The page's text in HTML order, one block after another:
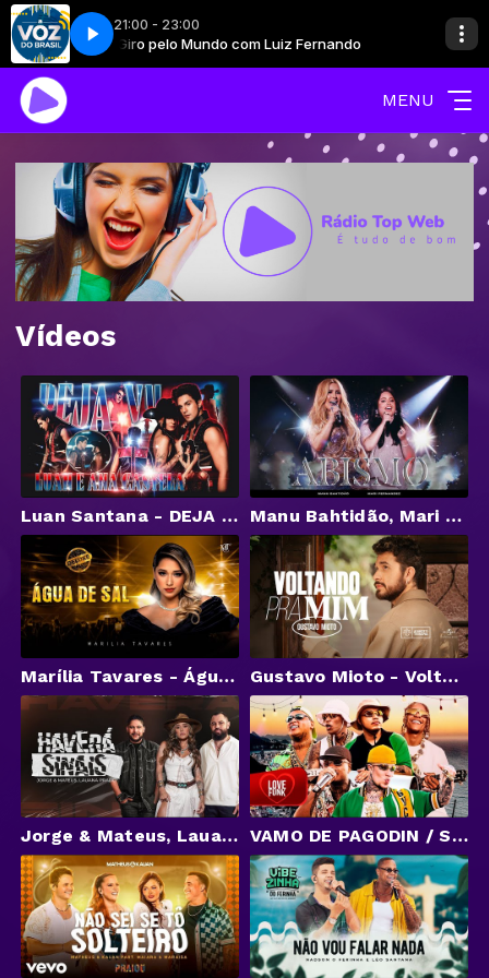
21:00 - 23:00
Giro pelo Mundo com Luiz Fernando
A Voz do Brasil - Completo
Love Hits com Vanessa Cairone
MENU
Vídeos
Luan Santana - DEJA VU (part. Ana Castela) Manu Bahtidão, Mari Fernandez - Abismo (Video Oficial)
Marília Tavares - Água de Sal (Abertura) - Maturidade EP 01 Gustavo Mioto - Voltando Pra Mim (Clipe Oficial)
Jorge & Mateus, Lauana Prado - Haverá Sinais (Clipe Oficial) VAMO DE PAGODIN / SAMBA DE MALANDRO - DJ WN, DJ GM, MC Paulin da Capital, Ryan SP, Piedro e Daniel